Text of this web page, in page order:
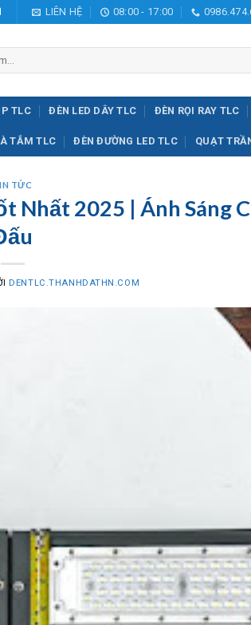
LIÊN HỆ 08:00 - 17:00
TLC ĐÈN LED DÂY TLC ĐÈN RỌI RAY TLC
TẮM TLC ĐÈN ĐƯỜNG LED TLC QUẠT
TỨC
Nhất 2025 | Ánh Sáng
DENTLC.THANHDATHN.COM